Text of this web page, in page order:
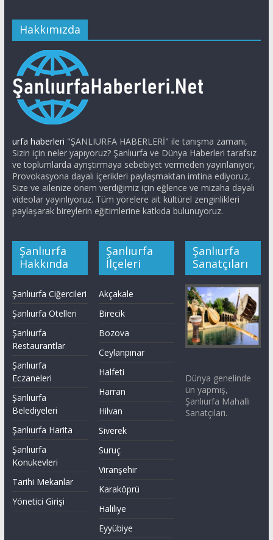
Hakkımızda
urfa haberleri "ŞANLIURFA HABERLERİ" ile tanışma zamanı,
Sizin için neler yapıyoruz? Şanlıurfa ve Dünya Haberleri tarafsız
ve toplumlarda ayrıştırmaya sebebiyet vermeden yayınlanıyor,
Provokasyona dayalı içerikleri paylaşmaktan imtina ediyoruz,
Size ve ailenize önem verdiğimiz için eğlence ve mizaha dayalı
videolar yayınlıyoruz. Tüm yörelere ait kültürel zenginlikleri
paylaşarak bireylerin eğitimlerine katkıda bulunuyoruz.
Şanlıurfa
Hakkında
Şanlıurfa Ciğercileri
Şanlıurfa Otelleri
Şanlıurfa
Restaurantlar
Şanlıurfa
Eczaneleri
Şanlıurfa
Belediyeleri
Şanlıurfa Harita
Şanlıurfa
Konukevleri
Tarihi Mekanlar
Yönetici Girişi
Şanlıurfa
İlçeleri
Akçakale
Birecik
Bozova
Ceylanpınar
Halfeti
Harran
Hilvan
Siverek
Suruç
Viranşehir
Karaköprü
Haliliye
Eyyübiye
Şanlıurfa
Sanatçıları
Dünya genelinde
ün yapmış,
Şanlıurfa Mahalli
Sanatçıları.